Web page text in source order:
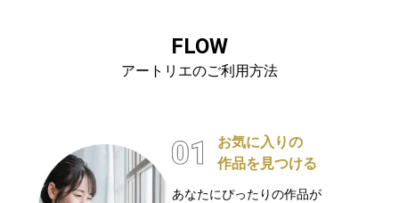
FLOW
アートリエのご利用方法
お気に入りの
作品を見つける
あなたにぴったりの作品が